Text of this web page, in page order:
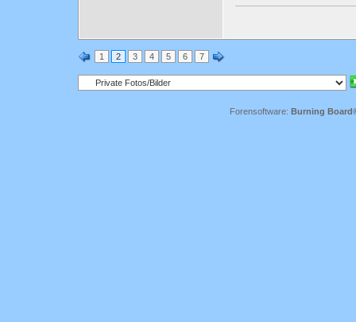
1 2 3 4 5 6 7
Forensoftware: Burning